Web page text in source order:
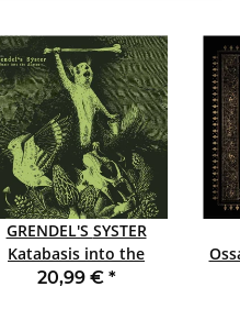
GRENDEL'S SYSTER
Katabasis into the
Abaton LP BLACK LAST20,99 € *